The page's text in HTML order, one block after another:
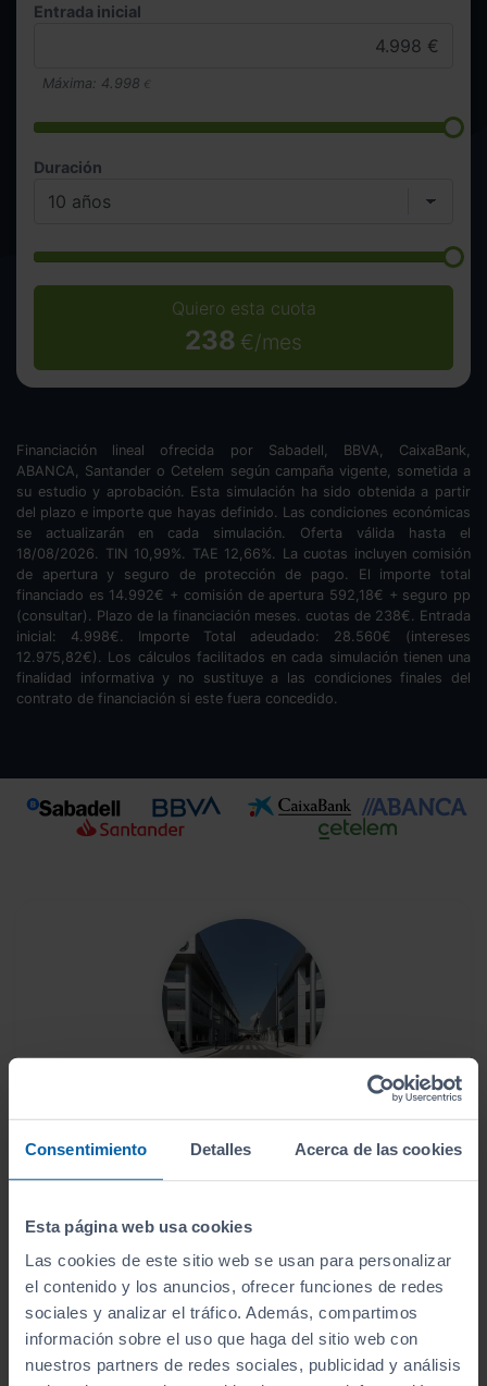
Consentimiento Detalles Acerca de las cookies
Esta página web usa cookies
Las cookies de este sitio web se usan para personalizar
el contenido y los anuncios, ofrecer funciones de redes
sociales y analizar el tráfico. Además, compartimos
información sobre el uso que haga del sitio web con
nuestros partners de redes sociales, publicidad y análisis
Entrada inicial
Máxima: 4.998 €
Duración
Quiero esta cuota
238 €/mes
Financiación lineal ofrecida por Sabadell, BBVA, CaixaBank,
ABANCA, Santander o Cetelem según campaña vigente, sometida a
su estudio y aprobación. Esta simulación ha sido obtenida a partir
del plazo e importe que hayas definido. Las condiciones económicas
se actualizarán en cada simulación. Oferta válida hasta el
18/08/2026. TIN 10,99%. TAE 12,66%. La cuotas incluyen comisión
de apertura y seguro de protección de pago. El importe total
financiado es 14.992€ + comisión de apertura 592,18€ + seguro pp
(consultar). Plazo de la financiación meses. cuotas de 238€. Entrada
inicial: 4.998€. Importe Total adeudado: 28.560€ (intereses
12.975,82€). Los cálculos facilitados en cada simulación tienen una
finalidad informativa y no sustituye a las condiciones finales del
contrato de financiación si este fuera concedido.
Vepersa Vigo
¿Estás lejos o no puedes desplazarte?
Pruébalo en cualquiera de nuestras